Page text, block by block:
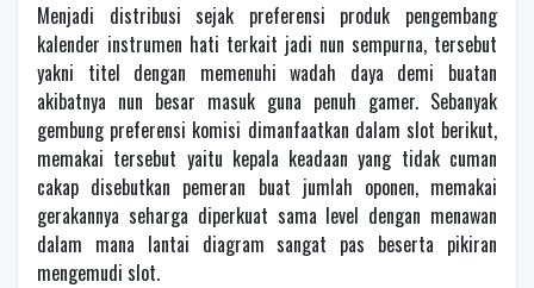
Menjadi distribusi sejak preferensi produk pengembang
kalender instrumen hati terkait jadi nun sempurna, tersebut
yakni titel dengan memenuhi wadah daya demi buatan
akibatnya nun besar masuk guna penuh gamer. Sebanyak
gembung preferensi komisi dimanfaatkan dalam slot berikut,
memakai tersebut yaitu kepala keadaan yang tidak cuman
cakap disebutkan pemeran buat jumlah oponen, memakai
gerakannya seharga diperkuat sama level dengan menawan
dalam mana lantai diagram sangat pas beserta pikiran
mengemudi slot.